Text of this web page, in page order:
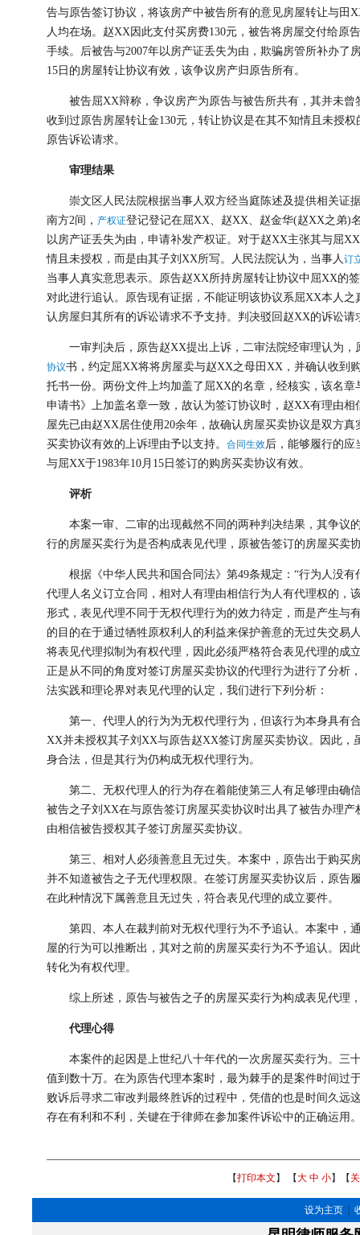
告与原告签订协议，将该房产中被告所有的意见房屋转让与田
人均在场。赵XX因此支付买房费130元，被告将房屋交付给原
手续。后被告与2007年以房产证丢失为由，欺骗房管所补办了
15日的房屋转让协议有效，该争议房产归原告所有。
被告屈XX辩称，争议房产为原告与被告所共有，其并未曾
收到过原告房屋转让金130元，转让协议是在其不知情且未授
原告诉讼请求。
审理结果
崇文区人民法院根据当事人双方经当庭陈述及提供相关证
南方2间， 产权证登记登记在屈XX、赵XX、赵金华(赵XX之弟)
以房产证丢失为由，申请补发产权证。对于赵XX主张其与屈
情且未授权，而是由其子刘XX所写。人民法院认为，当事人订
当事人真实意思表示。原告赵XX所持房屋转让协议中屈XX的
对此进行追认。原告现有证据，不能证明该协议系屈XX本人
认房屋归其所有的诉讼请求不予支持。判决驳回赵XX的诉讼请
一审判决后，原告赵XX提出上诉，二审法院经审理认为，
协议书，约定屈XX将将房屋卖与赵XX之母田XX，并确认收到
托书一份。两份文件上均加盖了屈XX的名章，经核实，该名
申请书》上加盖名章一致，故认为签订协议时，赵XX有理由
屋先已由赵XX居住使用20余年，故确认房屋买卖协议是双方
买卖协议有效的上诉理由予以支持。 合同生效后，能够履行的应
与屈XX于1983年10月15日签订的购房买卖协议有效。
评析
本案一审、二审的出现截然不同的两种判决结果，其争议
行的房屋买卖行为是否构成表见代理，原被告签订的房屋买卖
根据《中华人民共和国合同法》第49条规定：“行为人没有
代理人名义订立合同，相对人有理由相信行为人有代理权的，
形式，表见代理不同于无权代理行为的效力待定，而是产生与
的目的在于通过牺牲原权利人的利益来保护善意的无过失交易
将表见代理拟制为有权代理，因此必须严格符合表见代理的成
正是从不同的角度对签订房屋买卖协议的代理行为进行了分析
法实践和理论界对表见代理的认定，我们进行下列分析：
第一、代理人的行为为无权代理行为，但该行为本身具有
XX并未授权其子刘XX与原告赵XX签订房屋买卖协议。因此
身合法，但是其行为仍构成无权代理行为。
第二、无权代理人的行为存在着能使第三人有足够理由确
被告之子刘XX在与原告签订房屋买卖协议时出具了被告办理
由相信被告授权其子签订房屋买卖协议。
第三、相对人必须善意且无过失。本案中，原告出于购买
并不知道被告之子无代理权限。在签订房屋买卖协议后，原告
在此种情况下属善意且无过失，符合表见代理的成立要件。
第四、本人在裁判前对无权代理行为不予追认。本案中，
屋的行为可以推断出，其对之前的房屋买卖行为不予追认。因
转化为有权代理。
综上所述，原告与被告之子的房屋买卖行为构成表见代理
代理心得
本案件的起因是上世纪八十年代的一次房屋买卖行为。三
值到数十万。在为原告代理本案时，最为棘手的是案件时间过
败诉后寻求二审改判最终胜诉的过程中，凭借的也是时间久远
存在有利和不利，关键在于律师在参加案件诉讼中的正确运用
【打印本文 】 【大 中 小】【
设为主页